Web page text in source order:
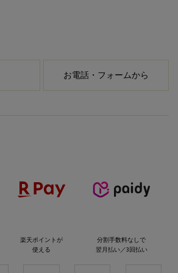
お電話・フォームから
楽天ポイントが
使える
分割手数料なしで
翌月払い／3回払い